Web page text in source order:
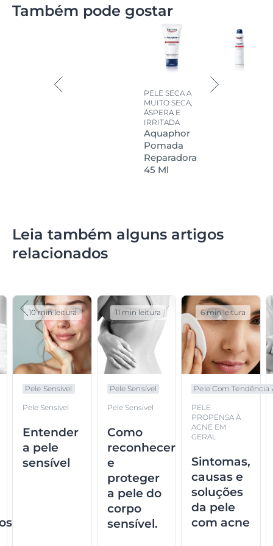
Também pode gostar
PELE SECA A
MUITO SECA,
ÁSPERA E
IRRITADA
Aquaphor
Pomada
Reparadora
45 Ml
Leia também alguns artigos
relacionados
Pele Sensível
Pele Sensível
Entender
a pele
sensível
10 min leitura
Pele Sensível
Pele Sensível
Como
reconhecer
e
proteger
a pele do
corpo
sensível.
11 min leitura
Pele Com Tendência
PELE
PROPENSA À
ACNE EM
GERAL
Sintomas,
causas e
soluções
da pele
com acne
6 min leitura